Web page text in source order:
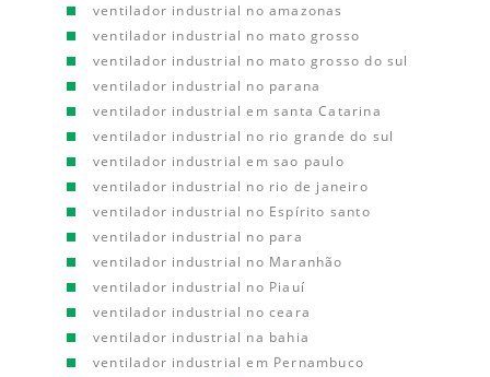
ventilador industrial no amazonas
ventilador industrial no mato grosso
ventilador industrial no mato grosso do sul
ventilador industrial no parana
ventilador industrial em santa Catarina
ventilador industrial no rio grande do sul
ventilador industrial em sao paulo
ventilador industrial no rio de janeiro
ventilador industrial no Espírito santo
ventilador industrial no para
ventilador industrial no Maranhão
ventilador industrial no Piauí
ventilador industrial no ceara
ventilador industrial na bahia
ventilador industrial em Pernambuco